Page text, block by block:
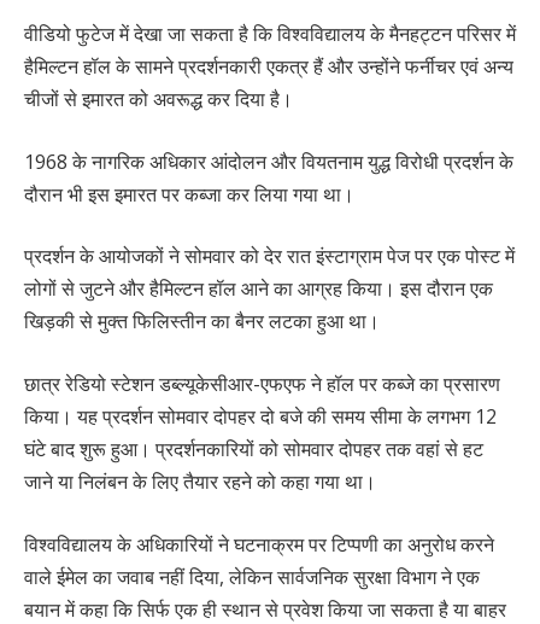
वीडियो फुटेज में देखा जा सकता है कि विश्वविद्यालय के मैनहट्टन परिसर में
हैमिल्टन हॉल के सामने प्रदर्शनकारी एकत्र हैं और उन्होंने फर्नीचर एवं अन्य
चीजों से इमारत को अवरूद्ध कर दिया है।
1968 के नागरिक अधिकार आंदोलन और वियतनाम युद्ध विरोधी प्रदर्शन के
दौरान भी इस इमारत पर कब्जा कर लिया गया था।
प्रदर्शन के आयोजकों ने सोमवार को देर रात इंस्टाग्राम पेज पर एक पोस्ट में
लोगों से जुटने और हैमिल्टन हॉल आने का आग्रह किया। इस दौरान एक
खिड़की से मुक्त फिलिस्तीन का बैनर लटका हुआ था।
छात्र रेडियो स्टेशन डब्ल्यूकेसीआर-एफएफ ने हॉल पर कब्जे का प्रसारण
किया। यह प्रदर्शन सोमवार दोपहर दो बजे की समय सीमा के लगभग 12
घंटे बाद शुरू हुआ। प्रदर्शनकारियों को सोमवार दोपहर तक वहां से हट
जाने या निलंबन के लिए तैयार रहने को कहा गया था।
विश्वविद्यालय के अधिकारियों ने घटनाक्रम पर टिप्पणी का अनुरोध करने
वाले ईमेल का जवाब नहीं दिया, लेकिन सार्वजनिक सुरक्षा विभाग ने एक
बयान में कहा कि सिर्फ एक ही स्थान से प्रवेश किया जा सकता है या बाहर